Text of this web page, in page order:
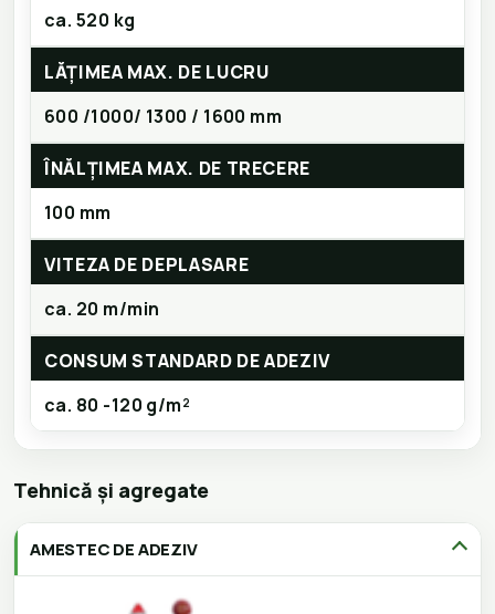
ca. 520 kg
LĂȚIMEA MAX. DE LUCRU
600 /1000/ 1300 / 1600 mm
ÎNĂLȚIMEA MAX. DE TRECERE
100 mm
VITEZA DE DEPLASARE
ca. 20 m/min
CONSUM STANDARD DE ADEZIV
ca. 80 -120 g/m²
Tehnică și agregate
AMESTEC DE ADEZIV